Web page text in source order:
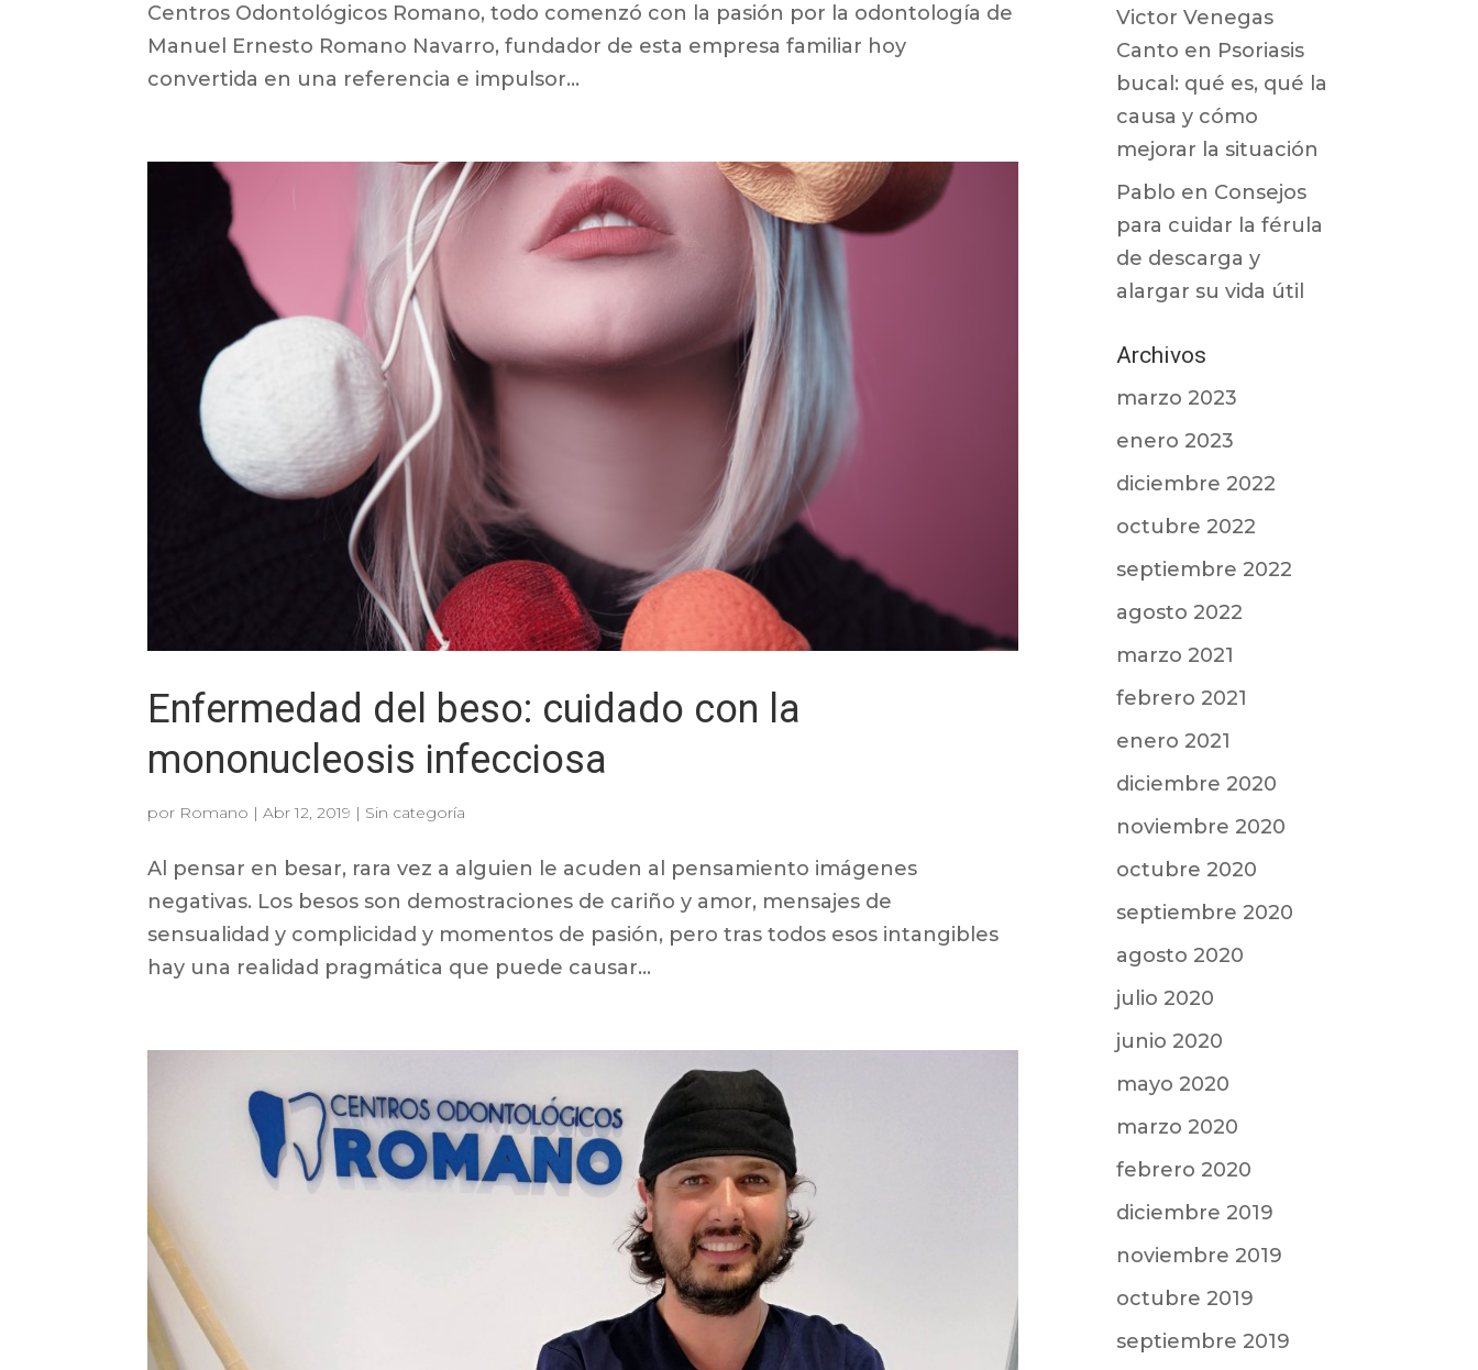
Centros Odontológicos Romano, todo comenzó con la pasión por la odontología de
Manuel Ernesto Romano Navarro, fundador de esta empresa familiar hoy
convertida en una referencia e impulsor...
Enfermedad del beso: cuidado con la
mononucleosis infecciosa
por Romano |Abr 12, 2019 | Sin categoría
Al pensar en besar, rara vez a alguien le acuden al pensamiento imágenes
negativas. Los besos son demostraciones de cariño y amor, mensajes de
sensualidad y complicidad y momentos de pasión, pero tras todos esos intangibles
hay una realidad pragmática que puede causar...
Victor Venegas
Canto en Psoriasis
bucal: qué es, qué la
causa y cómo
mejorar la situación
Pablo en Consejos
para cuidar la férula
de descarga y
alargar su vida útil
Archivos
marzo 2023
enero 2023
diciembre 2022
octubre 2022
septiembre 2022
agosto 2022
marzo 2021
febrero 2021
enero 2021
diciembre 2020
noviembre 2020
octubre 2020
septiembre 2020
agosto 2020
julio 2020
junio 2020
mayo 2020
marzo 2020
febrero 2020
diciembre 2019
noviembre 2019
octubre 2019
septiembre 2019